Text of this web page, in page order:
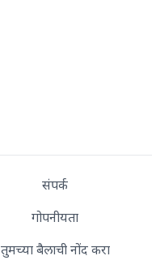
संपर्क
गोपनीयता
तुमच्या बैलाची नोंद करा